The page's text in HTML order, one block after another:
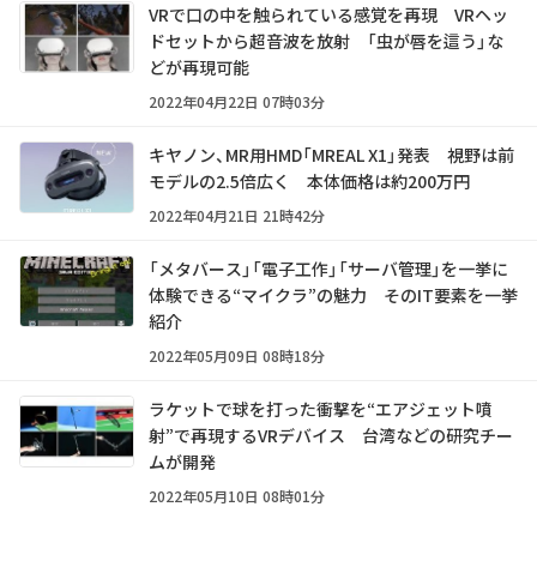
VRで口の中を触られている感覚を再現 VRヘッ
ドセットから超音波を放射 「虫が唇を這う」な
どが再現可能
2022年04月22日 07時03分
キヤノン、MR用HMD「MREAL X1」発表 視野は前
モデルの2.5倍広く 本体価格は約200万円
2022年04月21日 21時42分
「メタバース」「電子工作」「サーバ管理」を一挙に
体験できる“マイクラ”の魅力 そのIT要素を一挙
紹介
2022年05月09日 08時18分
ラケットで球を打った衝撃を“エアジェット噴
射”で再現するVRデバイス 台湾などの研究チー
ムが開発
2022年05月10日 08時01分